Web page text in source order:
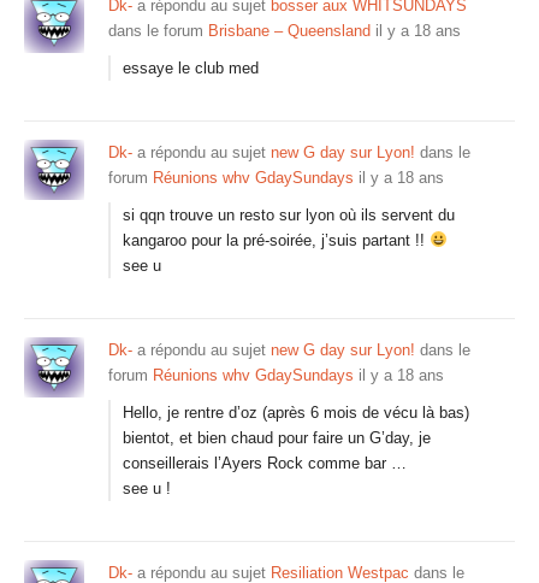
Dk- a répondu au sujet bosser aux WHITSUNDAYS
dans le forum Brisbane – Queensland il y a 18 ans
essaye le club med
Dk- a répondu au sujet new G day sur Lyon! dans le
forum Réunions whv GdaySundays il y a 18 ans
si qqn trouve un resto sur lyon où ils servent du
kangaroo pour la pré-soirée, j’suis partant !!
see u
Dk- a répondu au sujet new G day sur Lyon! dans le
forum Réunions whv GdaySundays il y a 18 ans
Hello, je rentre d’oz (après 6 mois de vécu là bas)
bientot, et bien chaud pour faire un G’day, je
conseillerais l’Ayers Rock comme bar …
see u !
Dk- a répondu au sujet Resiliation Westpac dans le